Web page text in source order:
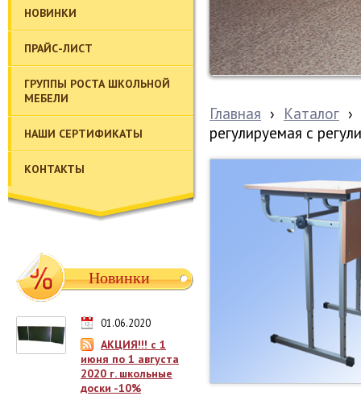
НОВИНКИ
ПРАЙС-ЛИСТ
ГРУППЫ РОСТА ШКОЛЬНОЙ
МЕБЕЛИ
НАШИ СЕРТИФИКАТЫ
КОНТАКТЫ
Новинки
01.06.2020
АКЦИЯ!!! с 1
июня по 1 августа
2020 г. школьные
доски -10%
Главная › Каталог ›
регулируемая с